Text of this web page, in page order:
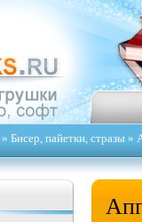
» Бисер, пайетки, стразы »